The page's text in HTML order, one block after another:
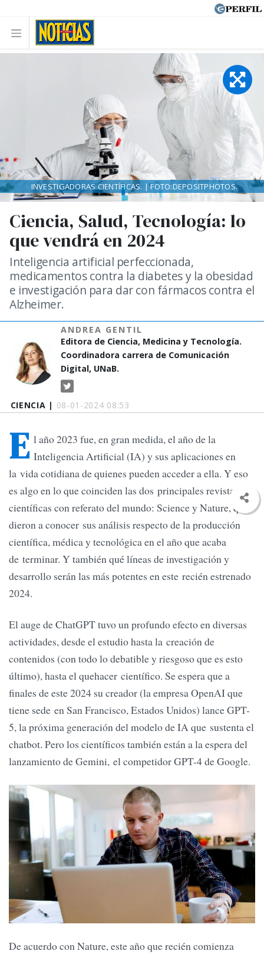
CIENCIA | 08-01-2024 08:53
Ciencia, Salud, Tecnología: lo
que vendrá en 2024
Inteligencia artificial perfeccionada,
medicamentos contra la diabetes y la obesidad
e investigación para dar con fármacos contra el
Alzheimer.
ANDREA GENTIL
Editora de Ciencia, Medicina y Tecnología.
Coordinadora carrera de Comunicación
Digital, UNaB.
INVESTIGADORAS CIENTÍFICAS. | FOTO:DEPOSITPHOTOS.
E l año 2023 fue, en gran medida, el año de la
Inteligencia Artificial (IA) y sus aplicaciones en
la vida cotidiana de quienes pueden acceder a ella. Y eso
es algo en lo que coinciden las dos principales revistas
científicas con referato del mundo: Science y Nature, que
dieron a conocer sus análisis respecto de la producción
científica, médica y tecnológica en el año que acaba
de terminar. Y también qué líneas de investigación y
desarrollo serán las más potentes en este recién estrenado
2024.
El auge de ChatGPT tuvo un profundo efecto en diversas
actividades, desde el estudio hasta la creación de
contenidos (con todo lo debatible y riesgoso que es esto
último), hasta el quehacer científico. Se espera que a
finales de este 2024 su creador (la empresa OpenAI que
tiene sede en San Francisco, Estados Unidos) lance GPT-
5, la próxima generación del modelo de IA que sustenta el
chatbot. Pero los científicos también están a la espera del
lanzamiento de Gemini, el competidor GPT-4 de Google.
De acuerdo con Nature, este año que recién comienza